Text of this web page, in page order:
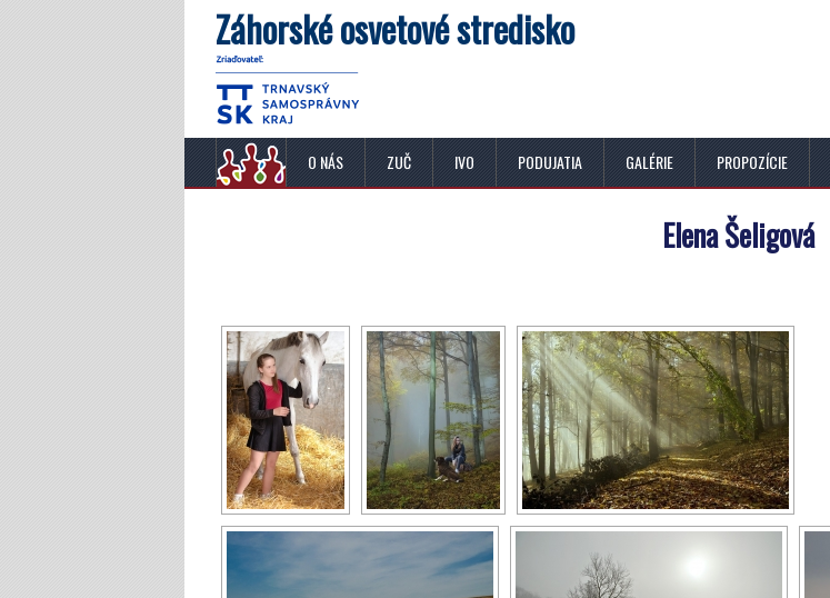
Záhorské osvetové stredisko
O NÁS ZUČ IVO PODUJATIA GALÉRIE PROPOZÍCIE
Elena Šeligová